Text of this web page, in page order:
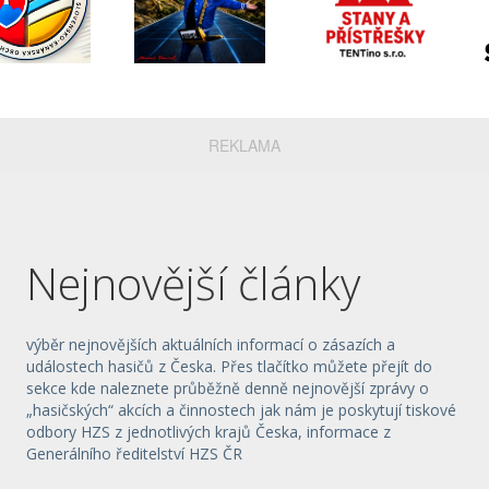
REKLAMA
Nejnovější články
výběr nejnovějších aktuálních informací o zásazích a
událostech hasičů z Česka. Přes tlačítko můžete přejít do
sekce kde naleznete průběžně denně nejnovější zprávy o
„hasičských“ akcích a činnostech jak nám je poskytují tiskové
odbory HZS z jednotlivých krajů Česka, informace z
Generálního ředitelství HZS ČR